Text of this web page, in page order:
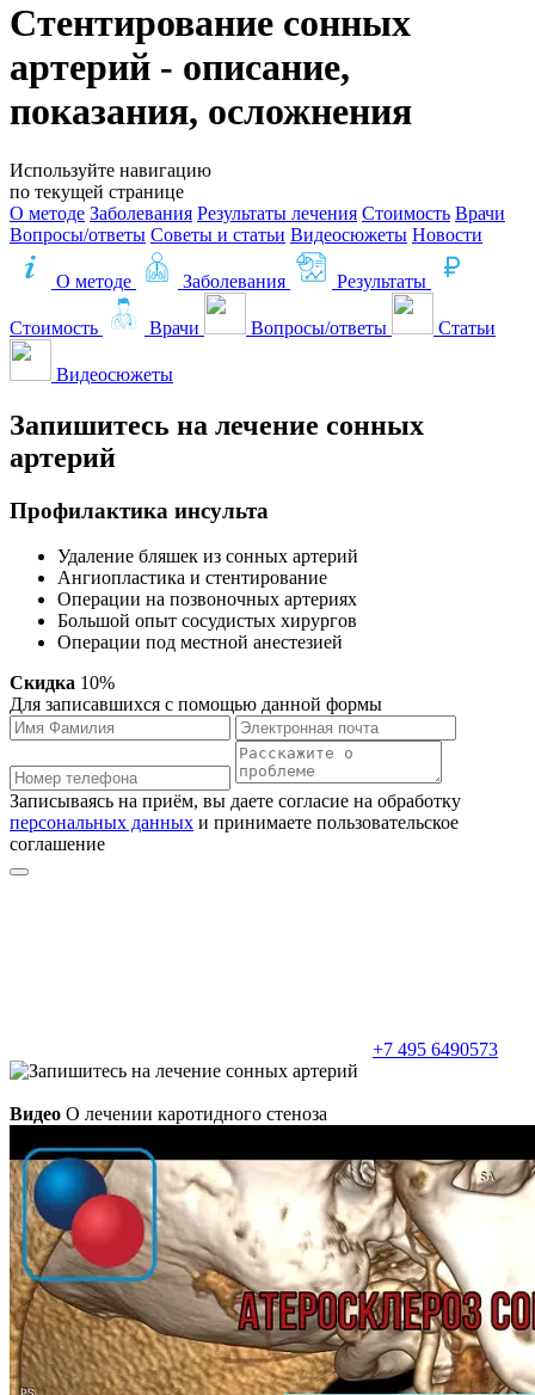
Стентирование сонных
артерий - описание,
показания, осложнения
Используйте навигацию
по текущей странице
О методе Заболевания Результаты лечения Стоимость Врачи
Вопросы/ответы Советы и статьи Видеосюжеты Новости
О методе Заболевания Результаты
Стоимость Врачи Вопросы/ответы Статьи
Видеосюжеты
Запишитесь на лечение сонных
артерий
Профилактика инсульта
Удаление бляшек из сонных артерий
Ангиопластика и стентирование
Операции на позвоночных артериях
Большой опыт сосудистых хирургов
Операции под местной анестезией
Скидка 10%
Для записавшихся с помощью данной формы
Записываясь на приём, вы даете согласие на обработку
персональных данных и принимаете пользовательское
соглашение
+7 495 6490573
Видео О лечении каротидного стеноза